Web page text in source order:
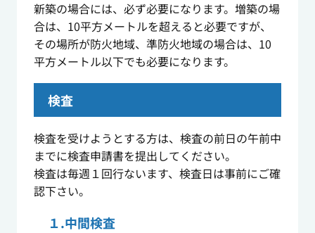
新築の場合には、必ず必要になります。増築の場
合は、10平方メートルを超えると必要ですが、
その場所が防火地域、準防火地域の場合は、10
平方メートル以下でも必要になります。
検査
検査を受けようとする方は、検査の前日の午前中
までに検査申請書を提出してください。
検査は毎週１回行ないます、検査日は事前にご確
認下さい。
１.中間検査